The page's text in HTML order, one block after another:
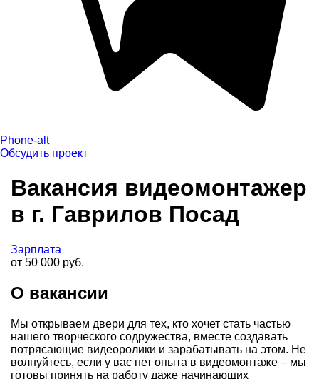
Phone-alt
Обсудить проект
Вакансия видеомонтажер
в г. Гаврилов Посад
Зарплата
от 50 000 руб.
О вакансии
Мы открываем двери для тех, кто хочет стать частью
нашего творческого содружества, вместе создавать
потрясающие видеоролики и зарабатывать на этом. Не
волнуйтесь, если у вас нет опыта в видеомонтаже – мы
готовы принять на работу даже начинающих